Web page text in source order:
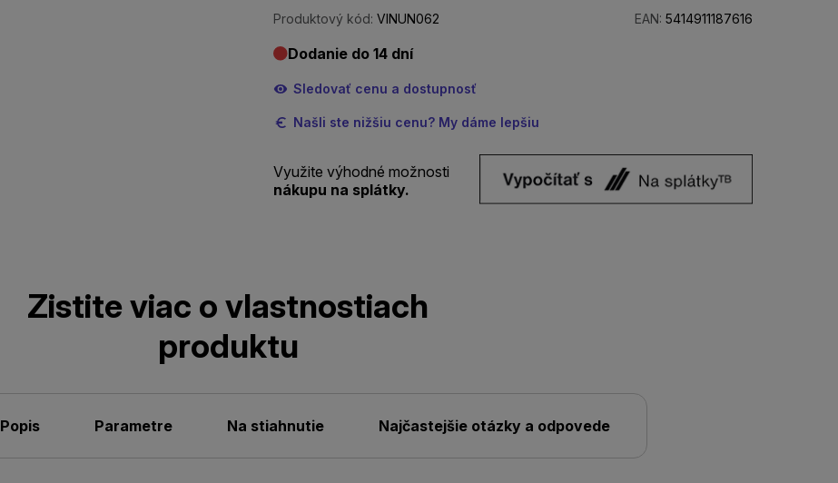
Produktový kód: VINUN062 EAN: 5414911187616
Dodanie do 14 dní
Sledovať cenu a dostupnosť
Našli ste nižšiu cenu? My dáme lepšiu
Využite výhodné možnosti
nákupu na splátky.
Zistite viac o vlastnostiach
produktu
Popis Parametre Na stiahnutie Najčastejšie otázky a odpovede